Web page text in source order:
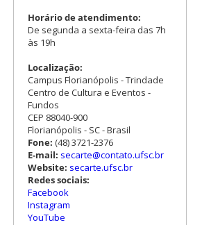
Horário de atendimento:
De segunda a sexta-feira das 7h
às 19h
Localização:
Campus Florianópolis - Trindade
Centro de Cultura e Eventos -
Fundos
CEP 88040-900
Florianópolis - SC - Brasil
Fone: (48) 3721-2376
E-mail: secarte@contato.ufsc.br
Website: secarte.ufsc.br
Redes sociais:
Facebook
Instagram
YouTube